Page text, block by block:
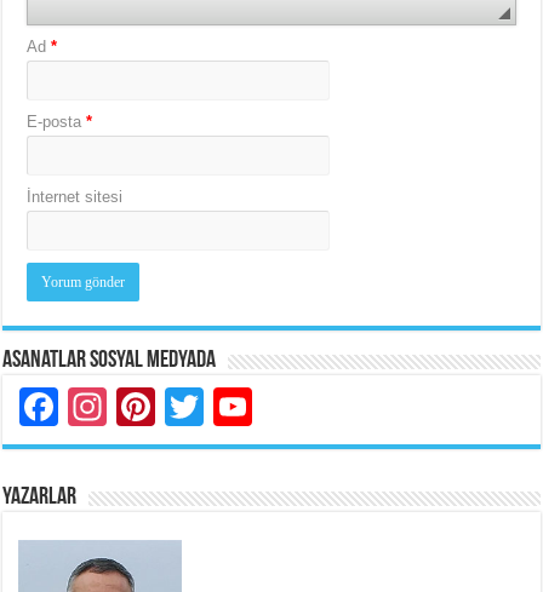
Ad*
E-posta*
İnternet sitesi
Asanatlar Sosyal Medyada
Facebook
Instagram
Pinterest
Twitter
YAZARLAR